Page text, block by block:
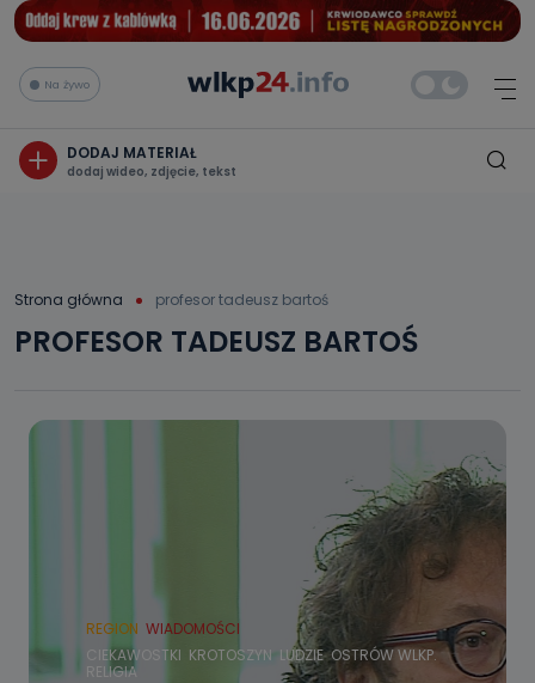
Na żywo
DODAJ MATERIAŁ
dodaj wideo, zdjęcie, tekst
Strona główna profesor tadeusz bartoś
PROFESOR TADEUSZ BARTOŚ
REGION WIADOMOŚCI
CIEKAWOSTKI KROTOSZYN LUDZIE OSTRÓW WLKP.
RELIGIA